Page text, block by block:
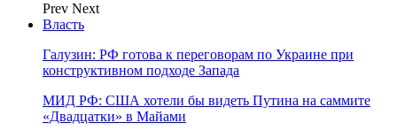
Prev Next
Власть
Галузин: РФ готова к переговорам по Украине при
конструктивном подходе Запада
МИД РФ: США хотели бы видеть Путина на саммите
«Двадцатки» в Майами